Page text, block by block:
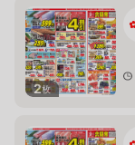
2枚